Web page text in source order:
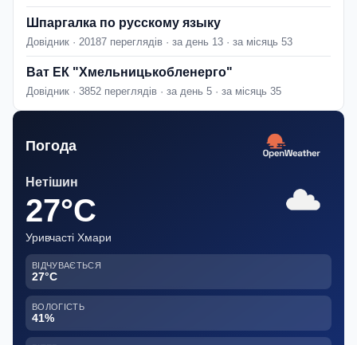
Шпаргалка по русскому языку
Довідник · 20187 переглядів · за день 13 · за місяць 53
Ват ЕК "Хмельницькобленерго"
Довідник · 3852 переглядів · за день 5 · за місяць 35
Погода
Нетішин
27°C
Уривчасті Хмари
ВІДЧУВАЄТЬСЯ
27°C
ВОЛОГІСТЬ
41%